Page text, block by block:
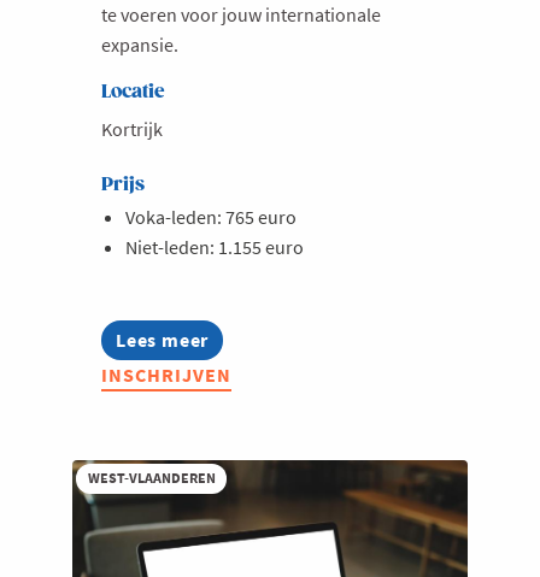
te voeren voor jouw internationale
expansie.
Locatie
Kortrijk
Prijs
Voka-leden: 765 euro
Niet-leden: 1.155 euro
Lees meer
about
Opleiding:
Marktonderzoek
INSCHRIJVEN
WEST-VLAANDEREN